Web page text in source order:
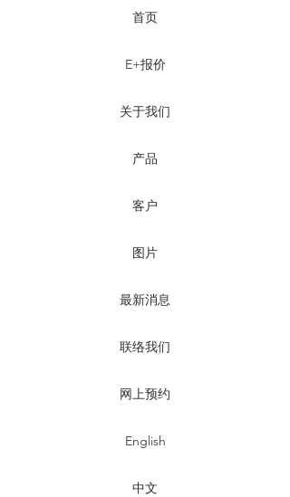
首页
E+报价
关于我们
产品
客户
图片
最新消息
联络我们
网上预约
English
中文